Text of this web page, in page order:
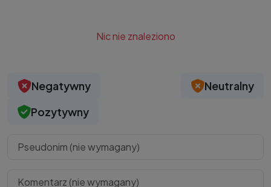
Nic nie znaleziono
Negatywny
Neutralny
Pozytywny